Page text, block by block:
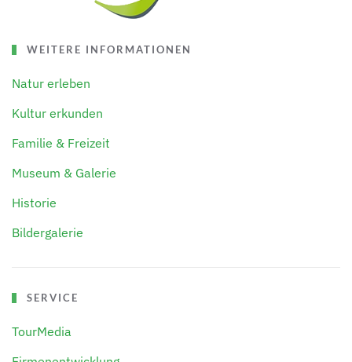
WEITERE INFORMATIONEN
Natur erleben
Kultur erkunden
Familie & Freizeit
Museum & Galerie
Historie
Bildergalerie
SERVICE
TourMedia